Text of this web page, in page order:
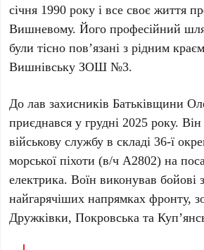
січня 1990 року і все своє життя
Вишневому. Його професійний
були тісно пов’язані з рідним
Вишнівську ЗОШ №3.
До лав захисників Батьківщини
приєднався угрудні 2025 року.
військову службу в складі36-ї
морської піхоти (в/чА2802) на
електрика. Воїн виконував бойові
найгарячіших напрямках фронту,
Дружківки,Покровська та